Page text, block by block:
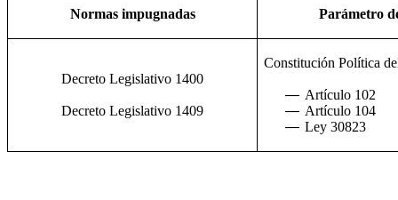
Normas impugnadas Parámetro
Decreto Legislativo 1400
Decreto Legislativo 1409
Constitución Política
― Artículo 102
― Artículo 104
― Ley 30823